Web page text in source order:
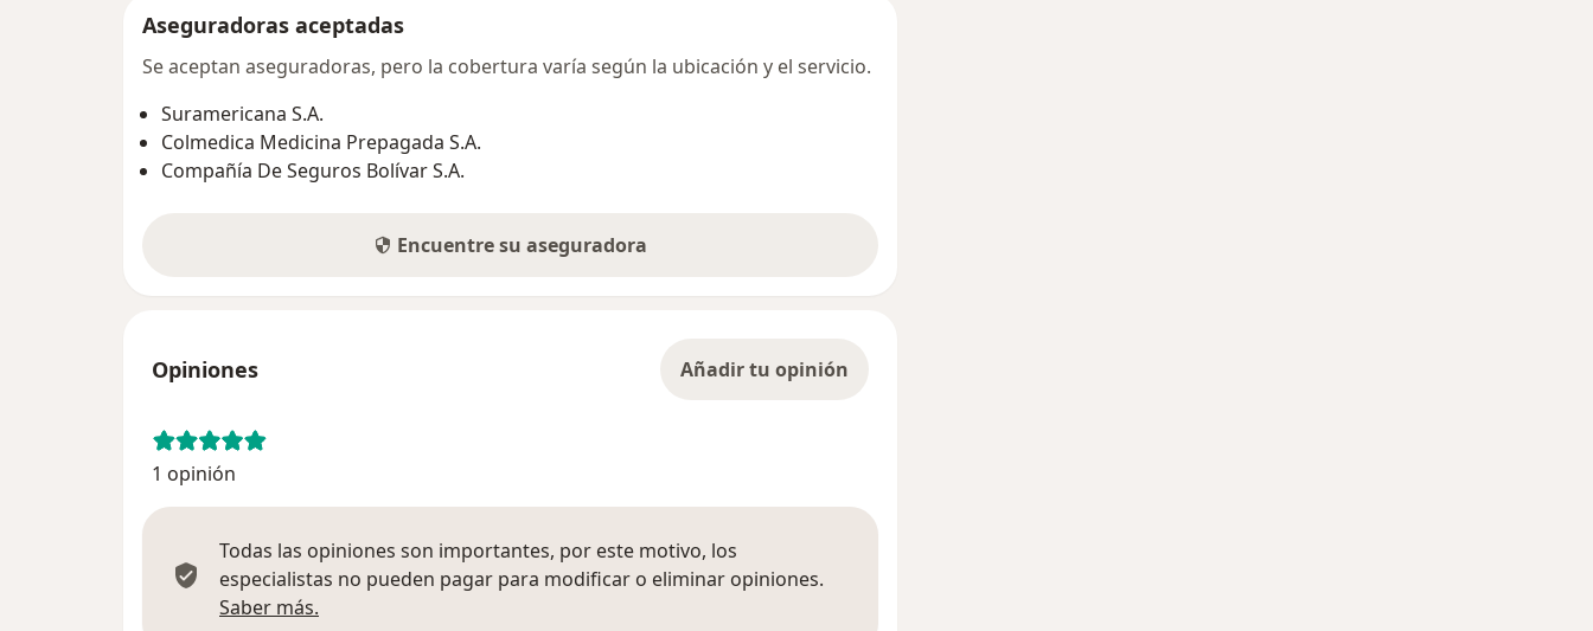
Aseguradoras aceptadas
Se aceptan aseguradoras, pero la cobertura varía según la ubicación y el servicio.
Suramericana S.A.
Colmedica Medicina Prepagada S.A.
Compañía De Seguros Bolívar S.A.
Encuentre su aseguradora
Opiniones Añadir tu opinión
1 opinión
Todas las opiniones son importantes, por este motivo, los
especialistas no pueden pagar para modificar o eliminar opiniones.
Saber más.